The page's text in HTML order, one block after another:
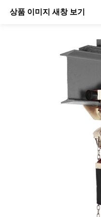
상품 이미지 새창 보기